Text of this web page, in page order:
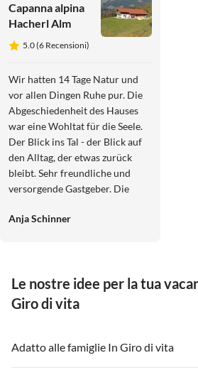
Capanna alpina
Hacherl Alm
5.0 (6 Recensioni)
Wir hatten 14 Tage Natur und
vor allen Dingen Ruhe pur. Die
Abgeschiedenheit des Hauses
war eine Wohltat für die Seele.
Der Blick ins Tal - der Blick auf
den Alltag, der etwas zurück
bleibt. Sehr freundliche und
versorgende Gastgeber. Die
und Hygieneartikel ist Top.
kommen sehr gerne wieder.
Anja Schinner
Le nostre idee per la tua
Giro di vita
Adatto alle famiglie In Giro di vita